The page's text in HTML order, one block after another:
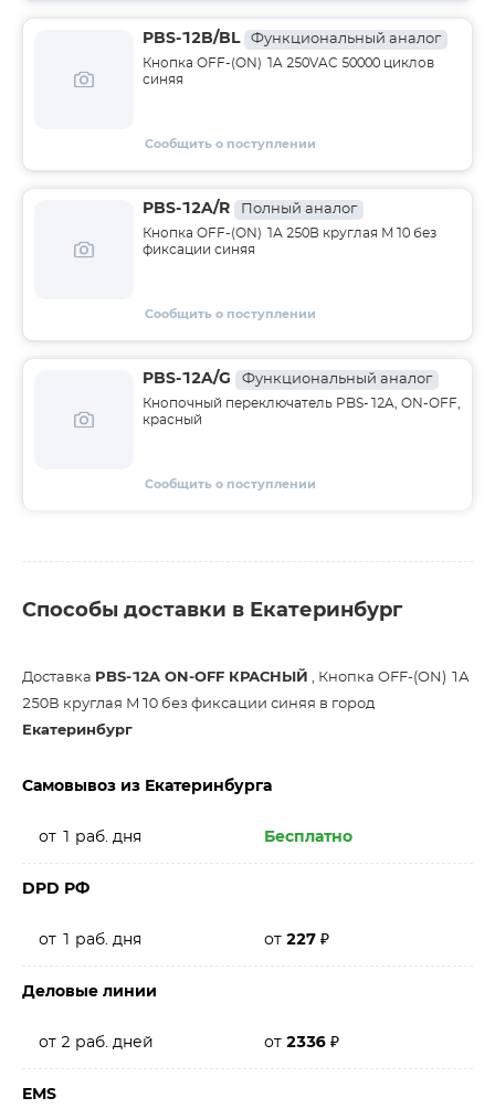
PBS-12B/BL Функциональный аналог
Кнопка OFF-(ON) 1A 250VAC 50000 циклов
синяя
Сообщить о поступлении
PBS-12A/R Полный аналог
Кнопка OFF-(ON) 1А 250В круглая М10 без
фиксации синяя
Сообщить о поступлении
PBS-12A/G Функциональный аналог
Кнопочный переключатель PBS-12A, ON-OFF,
красный
Сообщить о поступлении
Способы доставки в Екатеринбург
Доставка PBS-12A ON-OFF КРАСНЫЙ , Кнопка OFF-(ON) 1А
250В круглая М10 без фиксации синяя в город
Екатеринбург
Самовывоз из Екатеринбурга
от 1 раб. дня Бесплатно
DPD РФ
от 1 раб. дня от 227 ₽
Деловые линии
от 2 раб. дней от 2336 ₽
EMS